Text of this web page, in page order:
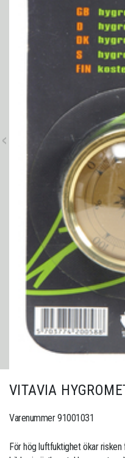
VITAVIA
Varenummer 91001031
För hög luftfuktighet ökar